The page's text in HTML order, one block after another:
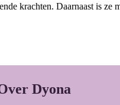
krachten. Daarnaast is
Dyona